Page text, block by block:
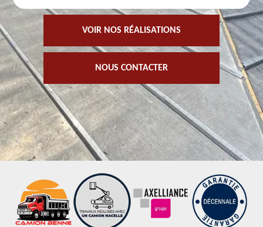
VOIR NOS RÉALISATIONS
NOUS CONTACTER